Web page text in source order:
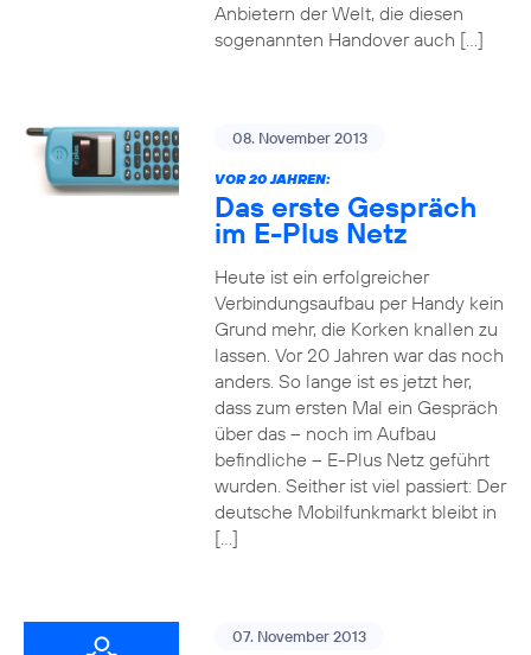
Anbietern der Welt, die diesen
sogenannten Handover auch […]
08. November 2013
VOR 20 JAHREN:
Das erste Gespräch
im E-Plus Netz
Heute ist ein erfolgreicher
Verbindungsaufbau per Handy kein
Grund mehr, die Korken knallen zu
lassen. Vor 20 Jahren war das noch
anders. So lange ist es jetzt her,
dass zum ersten Mal ein Gespräch
über das – noch im Aufbau
befindliche – E-Plus Netz geführt
wurden. Seither ist viel passiert: Der
deutsche Mobilfunkmarkt bleibt in
[…]
07. November 2013